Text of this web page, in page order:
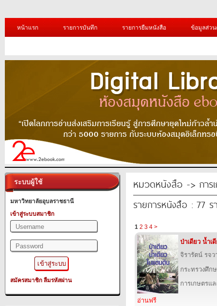
หน้าแรก รายการบันทึก รายการยืมหนังสือ ข้อมูลส่ว
ระบบผู้ใช้
มหาวิทยาลัยอุบลราชธานี
เข้าสู่ระบบสมาชิก
สมัครสมาชิก ลืมรหัสผ่าน
หมวดหนังสือ -> การ
รายการหนังสือ : 77 ร
1 2 3 4 >
ป่าเดียว น้ำเ
จิรารัตน์ รจ
กระทรวงศึก
การเกษตรแ
อ่านฟรี